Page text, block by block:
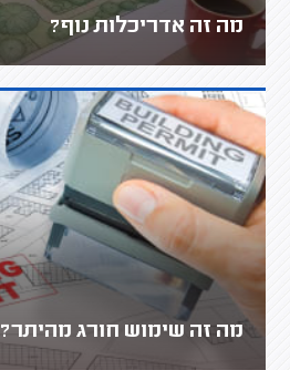
מה זה אדריכלות נוף?
מה זה שימוש חורג מהיתר?